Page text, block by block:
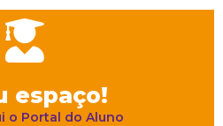
espaço!
o Portal do Aluno